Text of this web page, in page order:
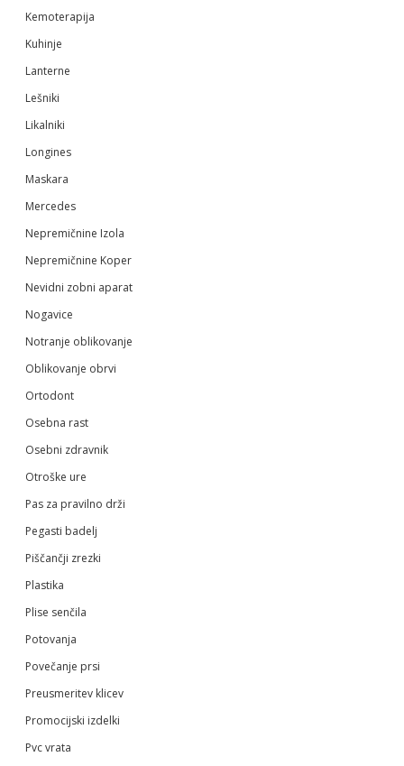
Kemoterapija
Kuhinje
Lanterne
Lešniki
Likalniki
Longines
Maskara
Mercedes
Nepremičnine Izola
Nepremičnine Koper
Nevidni zobni aparat
Nogavice
Notranje oblikovanje
Oblikovanje obrvi
Ortodont
Osebna rast
Osebni zdravnik
Otroške ure
Pas za pravilno drži
Pegasti badelj
Piščančji zrezki
Plastika
Plise senčila
Potovanja
Povečanje prsi
Preusmeritev klicev
Promocijski izdelki
Pvc vrata